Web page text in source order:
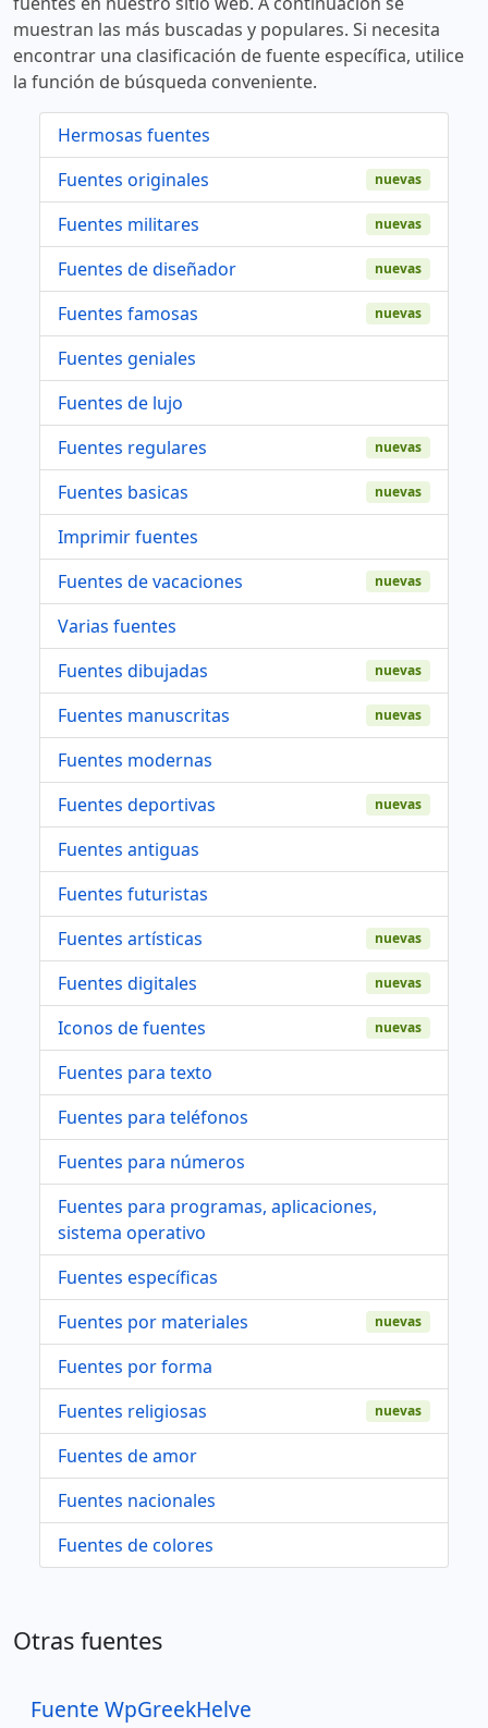
muestran las más buscadas y populares. Si necesita
encontrar una clasificación de fuente específica, utilice
la función de búsqueda conveniente.
Hermosas fuentes
Fuentes originales
nuevas
Fuentes militares nuevas
Fuentes de diseñador nuevas
Fuentes famosas nuevas
Fuentes geniales
Fuentes de lujo
Fuentes regulares
nuevas
Fuentes basicas nuevas
Imprimir fuentes
Fuentes de vacaciones
nuevas
Varias fuentes
Fuentes dibujadas
nuevas
Fuentes manuscritas nuevas
Fuentes modernas
Fuentes deportivas
nuevas
Fuentes antiguas
Fuentes futuristas
Fuentes artísticas
nuevas
Fuentes digitales nuevas
Iconos de fuentes nuevas
Fuentes para texto
Fuentes para teléfonos
Fuentes para números
Fuentes para programas, aplicaciones,
sistema operativo
Fuentes específicas
Fuentes por materiales
nuevas
Fuentes por forma
Fuentes religiosas
nuevas
Fuentes de amor
Fuentes nacionales
Fuentes de colores
Otras fuentes
Fuente WpGreekHelve